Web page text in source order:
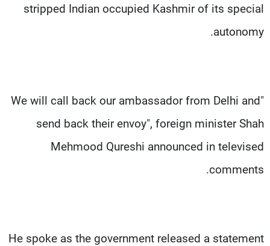
stripped Indian occupied Kashmir of its special
autonomy.
"We will call back our ambassador from Delhi and
send back their envoy", foreign minister Shah
Mehmood Qureshi announced in televised
comments.
He spoke as the government released a statement
لاعلاناتكم
شروط الإسـتخدام
سياسة الخصوصية